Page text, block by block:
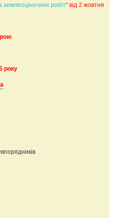
землеоціночних робіт" від 2 жовтня
року